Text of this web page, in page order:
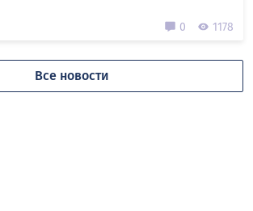
0 1178
Все новости